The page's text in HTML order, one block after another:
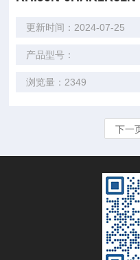
更新时间：2024-07-25
产品型号：
浏览量：2349
下一